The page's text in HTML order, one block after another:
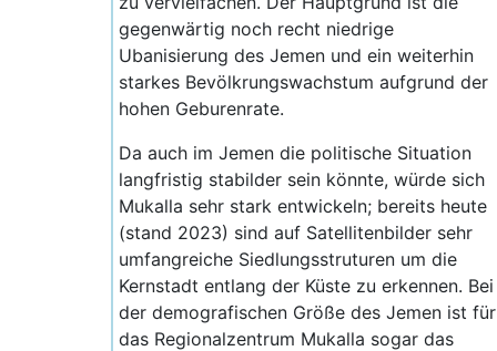
gegenwärtig noch recht niedrige
Ubanisierung des Jemen und ein weiterhin
starkes Bevölkrungswachstum aufgrund der
hohen Geburenrate.
Da auch im Jemen die politische Situation
langfristig stabilder sein könnte, würde sich
Mukalla sehr stark entwickeln; bereits heute
(stand 2023) sind auf Satellitenbilder sehr
umfangreiche Siedlungsstruturen um die
Kernstadt entlang der Küste zu erkennen. Bei
der demografischen Größe des Jemen ist für
das Regionalzentrum Mukalla sogar das